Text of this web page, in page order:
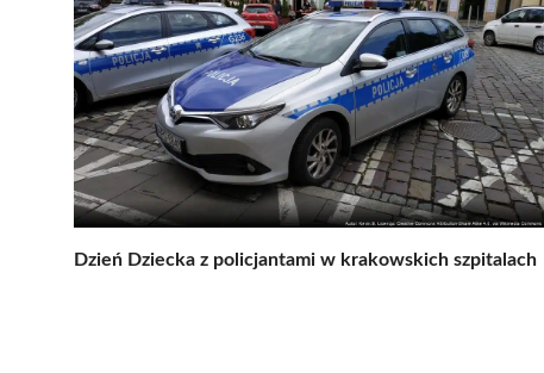
Dzień Dziecka z policjantami w krakowskich szpitalach